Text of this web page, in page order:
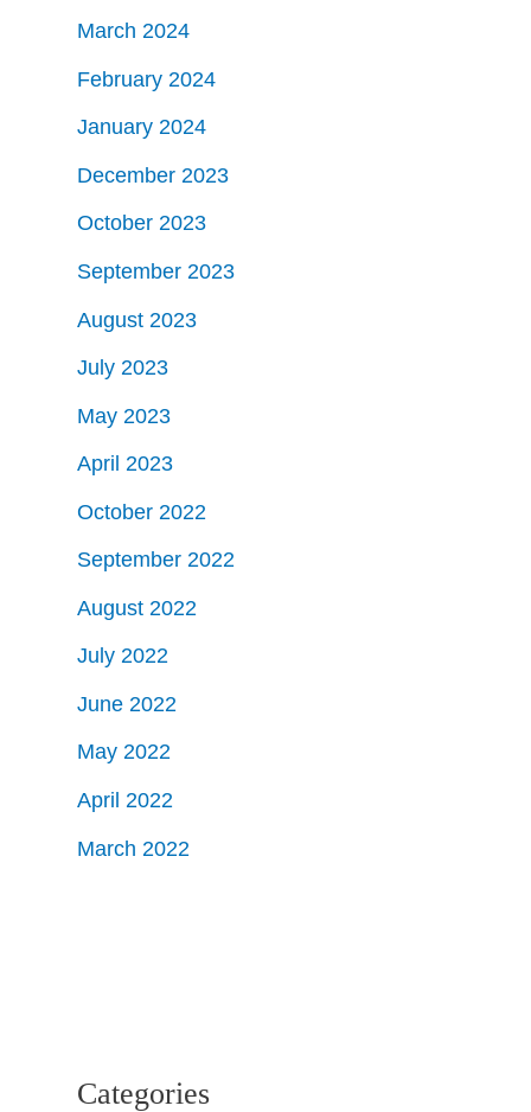
March 2024
February 2024
January 2024
December 2023
October 2023
September 2023
August 2023
July 2023
May 2023
April 2023
October 2022
September 2022
August 2022
July 2022
June 2022
May 2022
April 2022
March 2022
Categories